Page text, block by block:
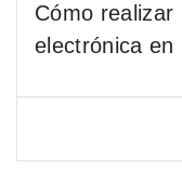
Cómo
electrónica en